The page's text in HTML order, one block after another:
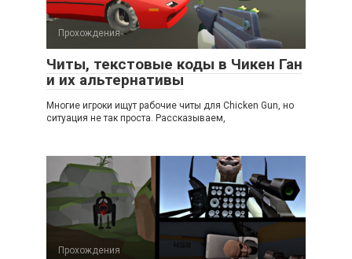
Прохождения
Читы, текстовые коды в Чикен Ган
и их альтернативы
Многие игроки ищут рабочие читы для Chicken Gun, но
ситуация не так проста. Рассказываем,
Прохождения